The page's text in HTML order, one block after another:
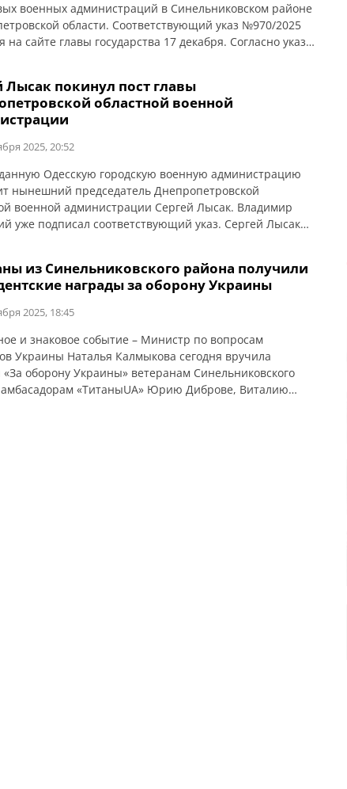
военных администраций в Синельниковском районе
области. Соответствующий указ №970/2025
на сайте главы государства 17 декабря. Согласно указу,
администрации осуществить в соответствии с
«О правовом режиме военного положения»
связанные с […]
Лысак покинул пост главы
областной военной
2025, 20:52
Одесскую городскую военную администрацию
нынешний председатель Днепропетровской
военной администрации Сергей Лысак. Владимир
уже подписал соответствующий указ. Сергей Лысак
должности начальника Днепропетровской ОВА. Позади
путь, пройденный за более 2,5 лет. Он был полон
перед […]
из Синельниковского района получили
награды за оборону Украины
2025, 18:45
и знаковое событие – Министр по вопросам
Украины Наталья Калмыкова сегодня вручила
«За оборону Украины» ветеранам Синельниковского
«ТитаныUA» Юрию Диброве, Виталию